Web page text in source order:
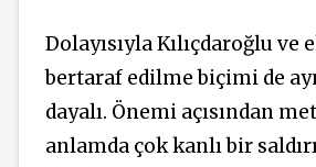
Dolayısıyla Kılıçdaroğlu ve
bertaraf edilme biçimi de
dayalı. Önemi açısından
anlamda çok kanlı bir